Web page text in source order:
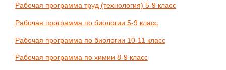
Рабочая программа труд (технология) 5-9 класс
Рабочая программа по биологии 5-9 класс
Рабочая программа по биологии 10-11 класс
Рабочая программа по химии 8-9 класс